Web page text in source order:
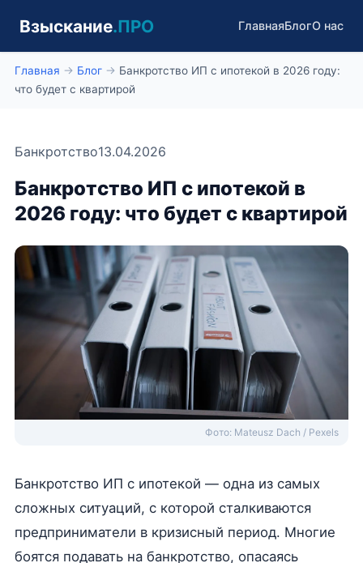
Взыскание.ПРО ГлавнаяБлогО нас
Главная → Блог→ Банкротство ИП с ипотекой в 2026 году:
что будет с квартирой
Банкротство13.04.2026
Банкротство ИП с ипотекой в
2026 году: что будет с квартирой
Фото: Mateusz Dach / Pexels
Банкротство ИП с ипотекой — одна из самых
сложных ситуаций, с которой сталкиваются
предприниматели в кризисный период. Многие
боятся подавать на банкротство, опасаясь